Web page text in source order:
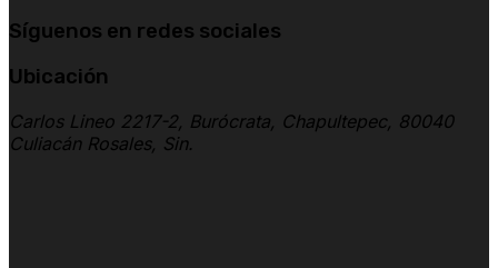
Síguenos en redes sociales
Ubicación
Carlos Lineo 2217-2, Burócrata, Chapultepec, 80040
Culiacán Rosales, Sin.